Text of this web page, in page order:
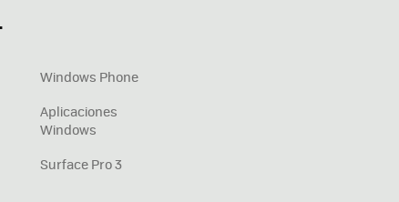
Windows Phone
Aplicaciones
Windows
Surface Pro 3